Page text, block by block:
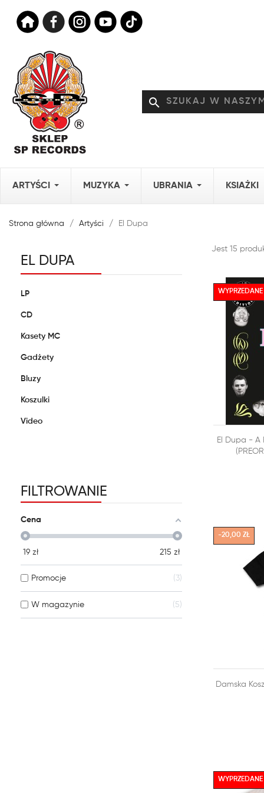
search
ARTYŚCI MUZYKA UBRANIA KSIAŻKI
Strona główna Artyści El Dupa
EL DUPA
LP
CD
Kasety MC
Gadżety
Bluzy
Koszulki
Video
FILTROWANIE
Cena
19 zł 215 zł
Promocje 3
W magazynie 5
Jest 15
DODAJ
El Dupa - A
WYPRZEDANE
 DODAJ
Damska
-20,00 ZŁ
WYPRZEDANE